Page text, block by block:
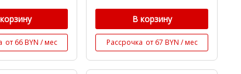
от 66 BYN / мес
В корзину
Рассрочка от 67 BYN / мес